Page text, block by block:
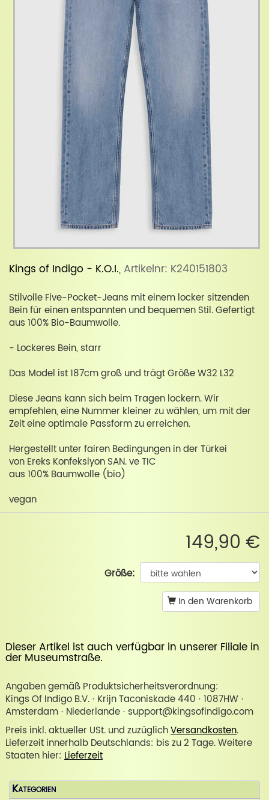
Kings of Indigo - K.O.I., Artikelnr: K240151803
Stilvolle Five-Pocket-Jeans mit einem locker sitzenden
Bein für einen entspannten und bequemen Stil. Gefertigt
aus 100% Bio-Baumwolle.
- Lockeres Bein, starr
Das Model ist 187cm groß und trägt Größe W32 L32
Diese Jeans kann sich beim Tragen lockern. Wir
empfehlen, eine Nummer kleiner zu wählen, um mit der
Zeit eine optimale Passform zu erreichen.
Hergestellt unter fairen Bedingungen in der Türkei
von Ereks Konfeksiyon SAN. ve TIC
aus 100% Baumwolle (bio)
vegan
149,90 €
Größe:
In den Warenkorb
Dieser Artikel ist auch verfügbar in unserer Filiale in
der Museumstraße.
Angaben gemäß Produktsicherheitsverordnung:
Kings Of Indigo B.V. · Krijn Taconiskade 440 · 1087HW ·
Amsterdam · Niederlande · support@kingsofindigo.com
Preis inkl. aktueller USt. und zuzüglichVersandkosten.
Lieferzeit innerhalb Deutschlands: bis zu 2 Tage. Weitere
Staaten hier: Lieferzeit
Kategorien